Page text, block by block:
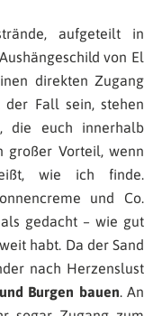
aufgeteilt in
von El
direkten Zugang
Fall sein, stehen
die euch innerhalb
großer Vorteil, wenn
wie ich finde.
und Co.
gedacht – wie gut
habt. Da der Sand
nach Herzenslust
Burgen bauen. An